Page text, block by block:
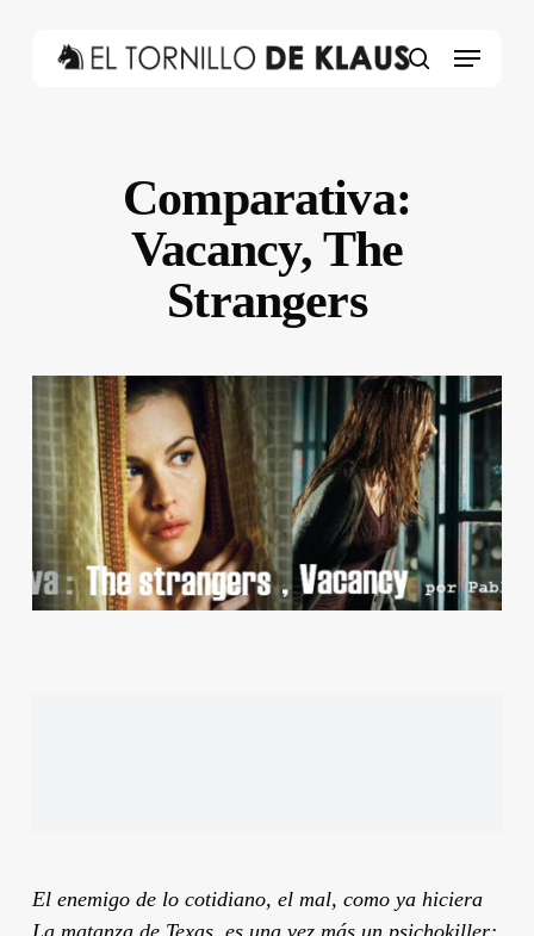
Menu
Comparativa:
Vacancy, The
Strangers
El enemigo de lo cotidiano, el mal, como ya hiciera